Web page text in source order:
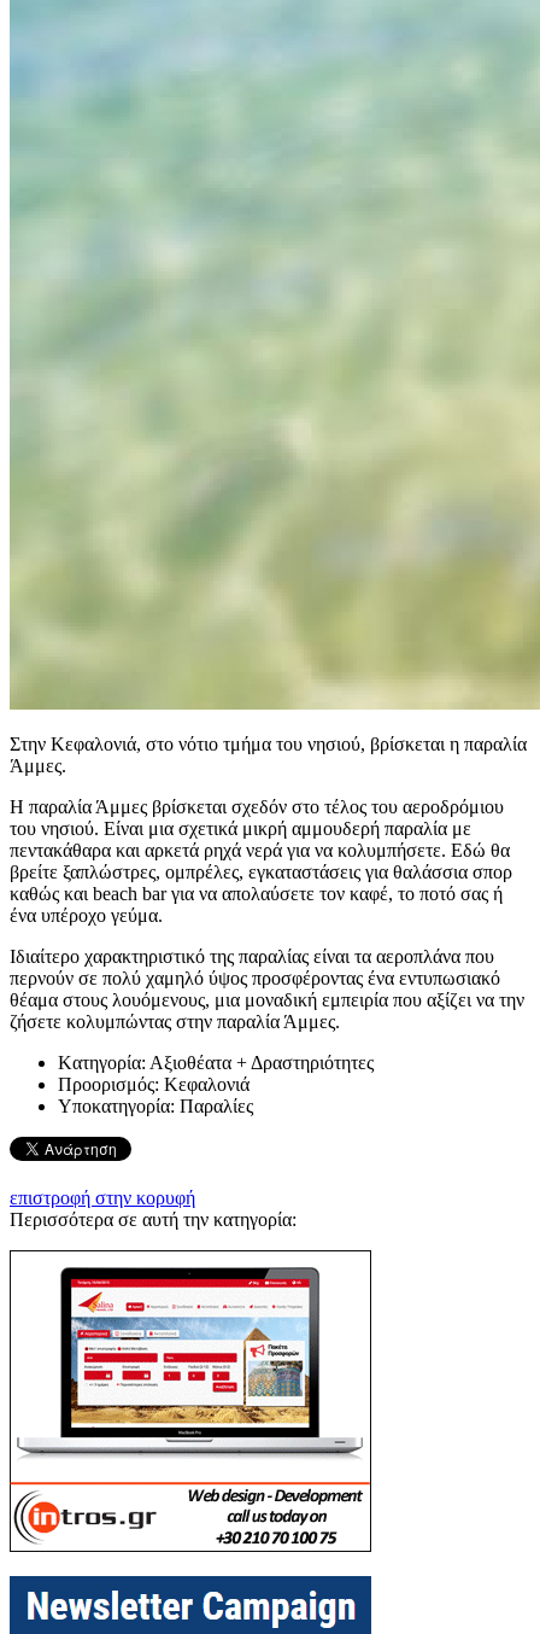
Στην Κεφαλονιά, στο νότιο τμήμα του νησιού, βρίσκεται η παραλία
Άμμες.
Η παραλία Άμμες βρίσκεται σχεδόν στο τέλος του αεροδρόμιου
του νησιού. Είναι μια σχετικά μικρή αμμουδερή παραλία με
πεντακάθαρα και αρκετά ρηχά νερά για να κολυμπήσετε. Εδώ θα
βρείτε ξαπλώστρες, ομπρέλες, εγκαταστάσεις για θαλάσσια σπορ
καθώς και beach bar για να απολαύσετε τον καφέ, το ποτό σας ή
ένα υπέροχο γεύμα.
Ιδιαίτερο χαρακτηριστικό της παραλίας είναι τα αεροπλάνα που
περνούν σε πολύ χαμηλό ύψος προσφέροντας ένα εντυπωσιακό
θέαμα στους λουόμενους, μια μοναδική εμπειρία που αξίζει να την
ζήσετε κολυμπώντας στην παραλία Άμμες.
Kατηγορία: Αξιοθέατα + Δραστηριότητες
Προορισμός: Κεφαλονιά
Υποκατηγορία: Παραλίες
επιστροφή στην κορυφή
Περισσότερα σε αυτή την κατηγορία: